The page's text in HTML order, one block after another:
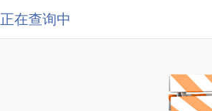
正在查询中